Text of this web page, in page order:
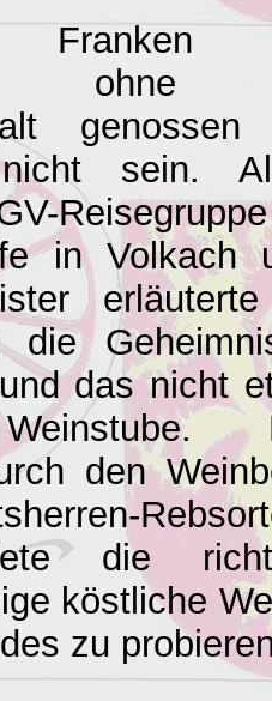
ohne
sein.
in Volkach
die
das nicht
den
die
köstliche
zu